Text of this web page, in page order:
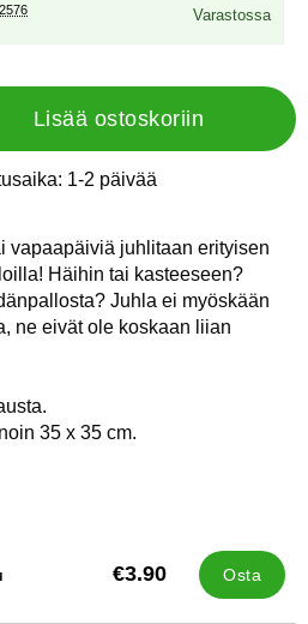
: 12576 Varastossa
Lisää ostoskoriin
Varastossa
1-2 päivää
vapaapäiviä juhlitaan erityisen
Häihin tai kasteeseen?
Juhla ei myöskään
ne eivät ole koskaan liian
35 x 35 cm.
€3.90 Osta